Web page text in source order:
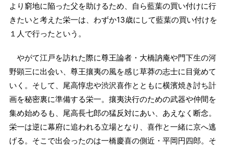
より窮地に陥った父を助けるため、自ら藍葉の買い付けに行
きたいと考えた栄一は、わずか13歳にして藍葉の買い付けを
１人で行ったという。
やがて江戸を訪れた際に尊王論者・大橋訥庵や門下生の河
野顕三に出会い、尊王攘夷の風を感じ草莽の志士に目覚めて
いく。そして、尾高惇忠や渋沢喜作とともに横濱焼き討ち計
画を秘密裏に準備する栄一。攘夷決行のための武器や仲間を
集め始めるも、尾高長七郎の猛反対にあい、あえなく断念。
栄一は逆に幕府に追われる立場となり、喜作と一緒に京へ逃
げる。そこで出会ったのは一橋慶喜の側近・平岡円四郎。そ